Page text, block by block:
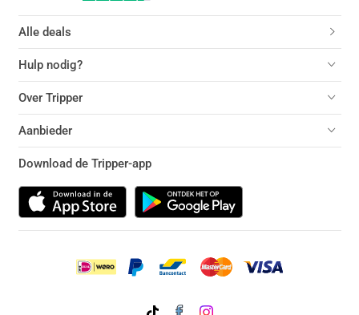
Alle deals
Hulp nodig?
Over Tripper
Aanbieder
Download de Tripper-app